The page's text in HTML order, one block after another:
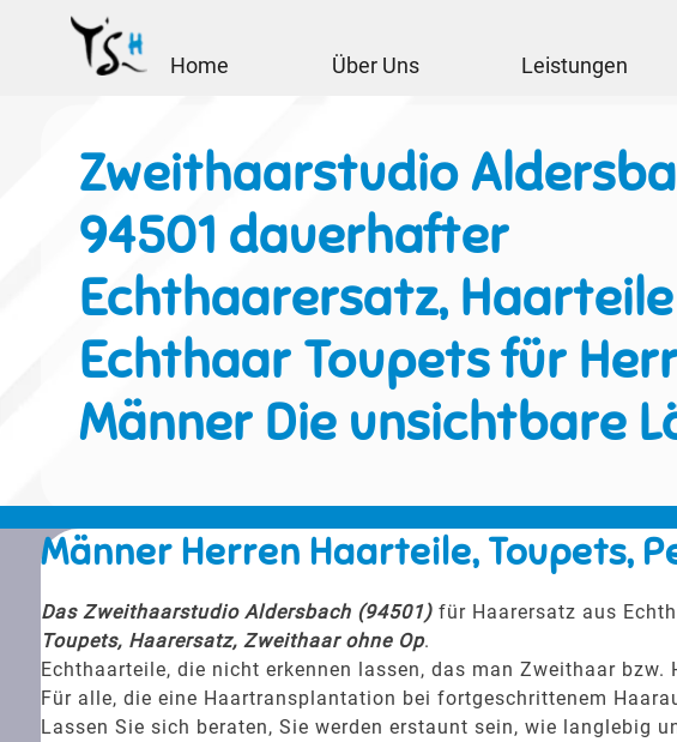
Home Über Uns Leistungen
Zweithaarstudio
94501 dauerhafter
Echthaarersatz, Haarteile
Echthaar Toupets für
Männer Die unsichtbare
Männer Herren Haarteile, Toupets,
Das Zweithaarstudio Aldersbach (94501)für Haarersatz aus
Toupets, Haarersatz, Zweithaar ohne Op.
Echthaarteile, die nicht erkennen lassen, das man Zweithaar bzw.
Für alle, die eine Haartransplantation bei fortgeschrittenem
Lassen Sie sich beraten, Sie werden erstaunt sein, wie langlebig